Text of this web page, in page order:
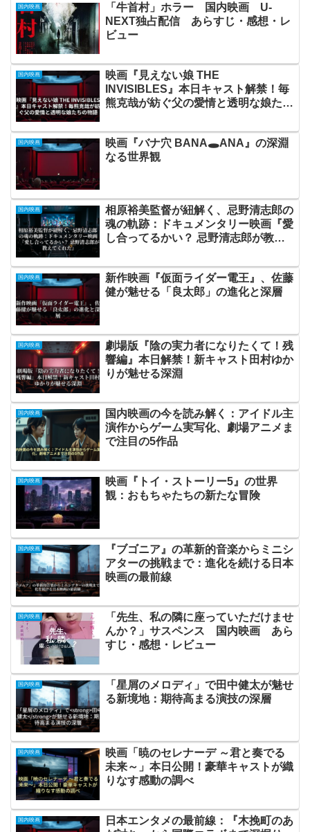
国内映画
「牛首村」ホラー 国内映画 U-
NEXT独占配信 あらすじ・感想・レ
ビュー
国内映画
映画『見えない娘 THE
INVISIBLES』本日キャスト解禁！毎
熊克哉が紡ぐ父の愛情と透明な娘たち
国内映画
映画『バナ穴 BANA🕳️ANA』の深淵
なる世界観
国内映画
相原裕美監督が紐解く、忌野清志郎の
魂の軌跡：ドキュメンタリー映画『愛
し合ってるかい？ 忌野清志郎が教え
国内映画
新作映画『仮面ライダー電王』、佐藤
健が魅せる「良太郎」の進化と深層
国内映画
劇場版『陰の実力者になりたくて！残
響編』本日解禁！新キャスト田村ゆか
りが魅せる深淵
国内映画
国内映画の今を読み解く：アイドル主
演作からゲーム実写化、劇場アニメま
で注目の5作品
国内映画
映画『トイ・ストーリー5』の世界
観：おもちゃたちの新たな冒険
国内映画
『ブゴニア』の革新的音楽からミニシ
アターの挑戦まで：進化を続ける日本
映画の最前線
国内映画
「先生、私の隣に座っていただけませ
んか？」サスペンス 国内映画 あら
すじ・感想・レビュー
国内映画
「星屑のメロディ」で田中健太が魅せ
る新境地：期待高まる演技の深層
国内映画
映画「暁のセレナーデ ～君と奏でる
未来～」本日公開！豪華キャストが織
りなす感動の調べ
国内映画
日本エンタメの最前線：『木挽町のあ